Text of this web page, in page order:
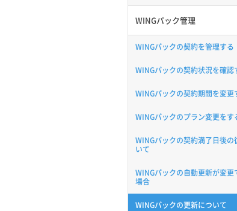
WINGパック管理
WINGパックの契約を管理する
WINGパックの契約状況を確認
WINGパックの契約期間を変更
WINGパックのプラン変更をす
WINGパックの契約満了日後の
いて
WINGパックの自動更新が変更
場合
WINGパックの更新について